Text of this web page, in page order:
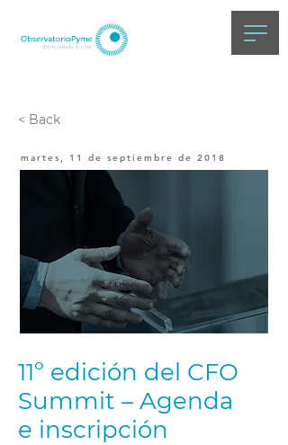
< Back
martes, 11 de septiembre de 2018
11º edición del CFO
Summit – Agenda
e inscripción